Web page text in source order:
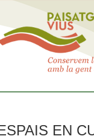
EN